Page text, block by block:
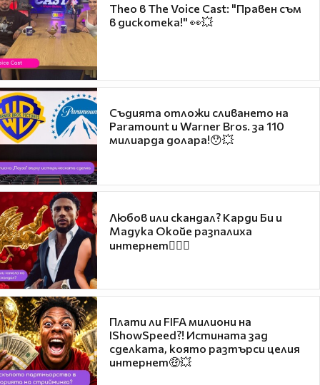
Theo в The Voice Cast: "Правен съм
в дискотека!" 👀💥
Съдията отложи сливането на
Paramount и Warner Bros. за 110
милиарда долара!😯💥
Любов или скандал? Карди Би и
Мадука Окойе разпалиха
интернет❤️‍🔥🔥
Плати ли FIFA милиони на
IShowSpeed?! Истината зад
сделката, която разтърси целия
интернет🤑💥